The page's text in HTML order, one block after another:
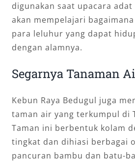
digunakan saat upacara adat
akan mempelajari
para leluhur yang dapat
dengan alamnya.
Segarnya Tanaman
Kebun Raya Bedugul juga
taman air yang terkumpul di
Taman ini berbentuk kolam
tingkat dan dihiasi berbagai
pancuran bambu dan batu-